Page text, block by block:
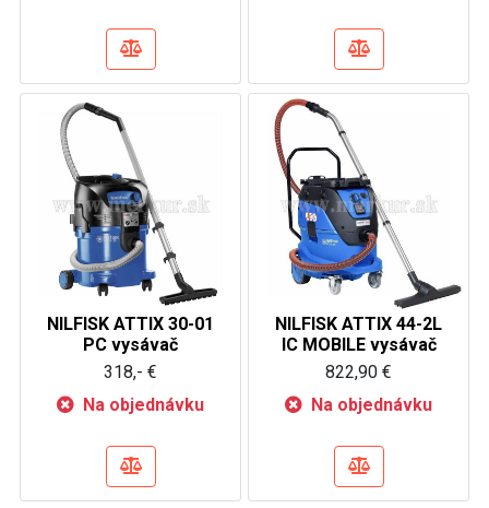
NILFISK ATTIX 30-01
PC vysávač
318,- €
Na objednávku
NILFISK ATTIX 44-2L
IC MOBILE vysávač
822,90 €
Na objednávku